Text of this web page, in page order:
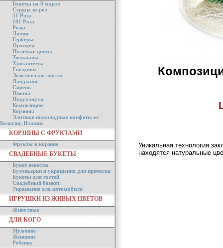
Букеты на 8 марта
Сердца из роз
51 Роза
101 Роза
Розы
Лилии
Герберы
Орхидеи
Полевые цветы
Тюльпаны
Хризантемы
Гвоздики
Экзотические цветы
Ландыши
Сирень
Пионы
Подсолнухи
Композиции
Корзины
Элитные шоколадные конфеты из
Бельгии, Италии.
КОРЗИНЫ С ФРУКТАМИ
Фрукты в корзине
СВАДЕБНЫЕ БУКЕТЫ
Букет невесты
Бутоньерки и украшения для прически
Букеты для гостей
Свадебный банкет
Украшение для автомобиля
ИГРУШКИ ИЗ ЖИВЫХ ЦВЕТОВ
Животные
ДЛЯ КОГО
Мужчине
Женщине
Ребенку
Уникальная технология
находятся натуральные